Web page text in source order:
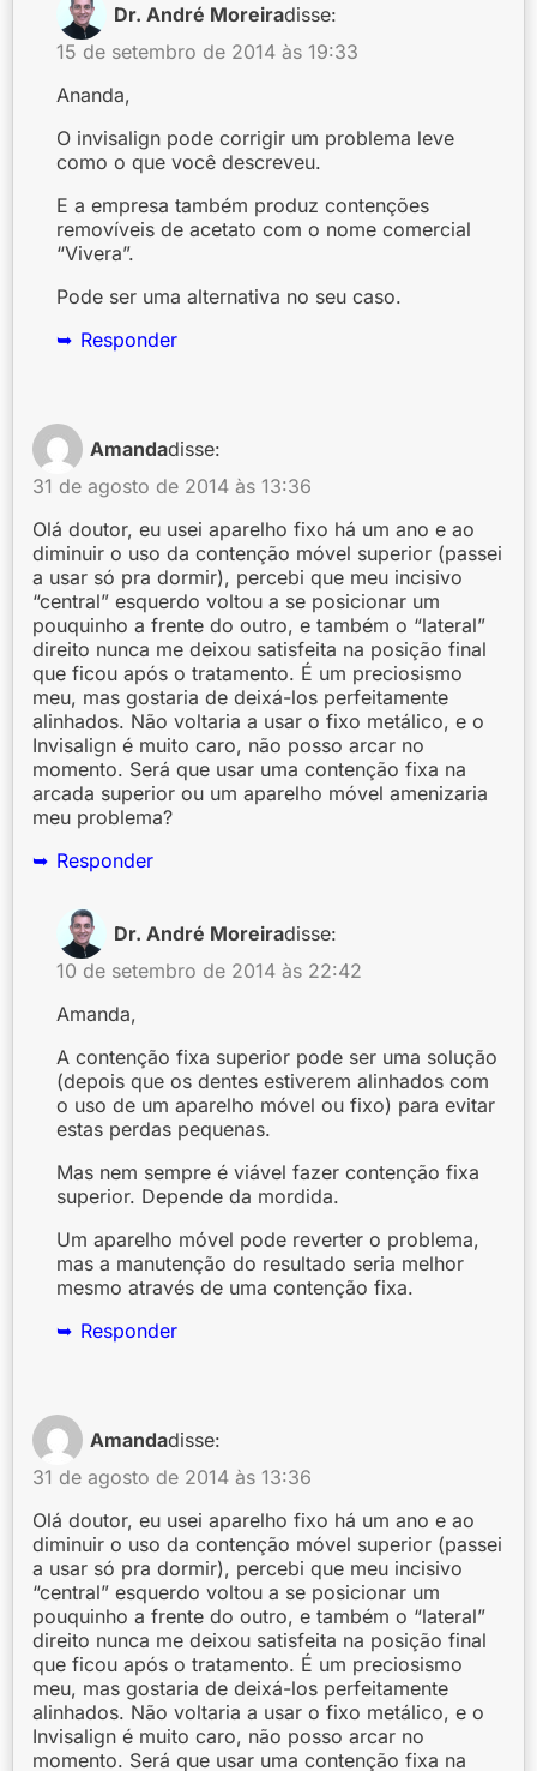
Dr. André Moreiradisse:
15 de setembro de 2014 às 19:33
Ananda,
O invisalign pode corrigir um problema leve
como o que você descreveu.
E a empresa também produz contenções
removíveis de acetato com o nome comercial
“Vivera”.
Pode ser uma alternativa no seu caso.
Responder
Amandadisse:
31 de agosto de 2014 às 13:36
Olá doutor, eu usei aparelho fixo há um ano e ao
diminuir o uso da contenção móvel superior (passei
a usar só pra dormir), percebi que meu incisivo
“central” esquerdo voltou a se posicionar um
pouquinho a frente do outro, e também o “lateral”
direito nunca me deixou satisfeita na posição final
que ficou após o tratamento. É um preciosismo
meu, mas gostaria de deixá-los perfeitamente
alinhados. Não voltaria a usar o fixo metálico, e o
Invisalign é muito caro, não posso arcar no
momento. Será que usar uma contenção fixa na
arcada superior ou um aparelho móvel amenizaria
meu problema?
Responder
Dr. André Moreiradisse:
10 de setembro de 2014 às 22:42
Amanda,
A contenção fixa superior pode ser uma solução
(depois que os dentes estiverem alinhados com
o uso de um aparelho móvel ou fixo) para evitar
estas perdas pequenas.
Mas nem sempre é viável fazer contenção fixa
superior. Depende da mordida.
Um aparelho móvel pode reverter o problema,
mas a manutenção do resultado seria melhor
mesmo através de uma contenção fixa.
Responder
Amandadisse:
31 de agosto de 2014 às 13:36
Olá doutor, eu usei aparelho fixo há um ano e ao
diminuir o uso da contenção móvel superior (passei
a usar só pra dormir), percebi que meu incisivo
“central” esquerdo voltou a se posicionar um
pouquinho a frente do outro, e também o “lateral”
direito nunca me deixou satisfeita na posição final
que ficou após o tratamento. É um preciosismo
meu, mas gostaria de deixá-los perfeitamente
alinhados. Não voltaria a usar o fixo metálico, e o
Invisalign é muito caro, não posso arcar no
momento. Será que usar uma contenção fixa na